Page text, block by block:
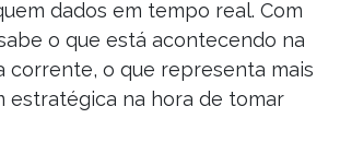
dados em tempo real. Com
o que está acontecendo na
corrente, o que representa mais
estratégica na hora de tomar